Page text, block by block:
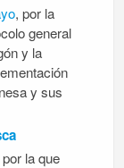
, por la
general
y la
y sus
la que